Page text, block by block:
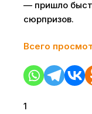
— пришло
сюрпризов.
Всего
1